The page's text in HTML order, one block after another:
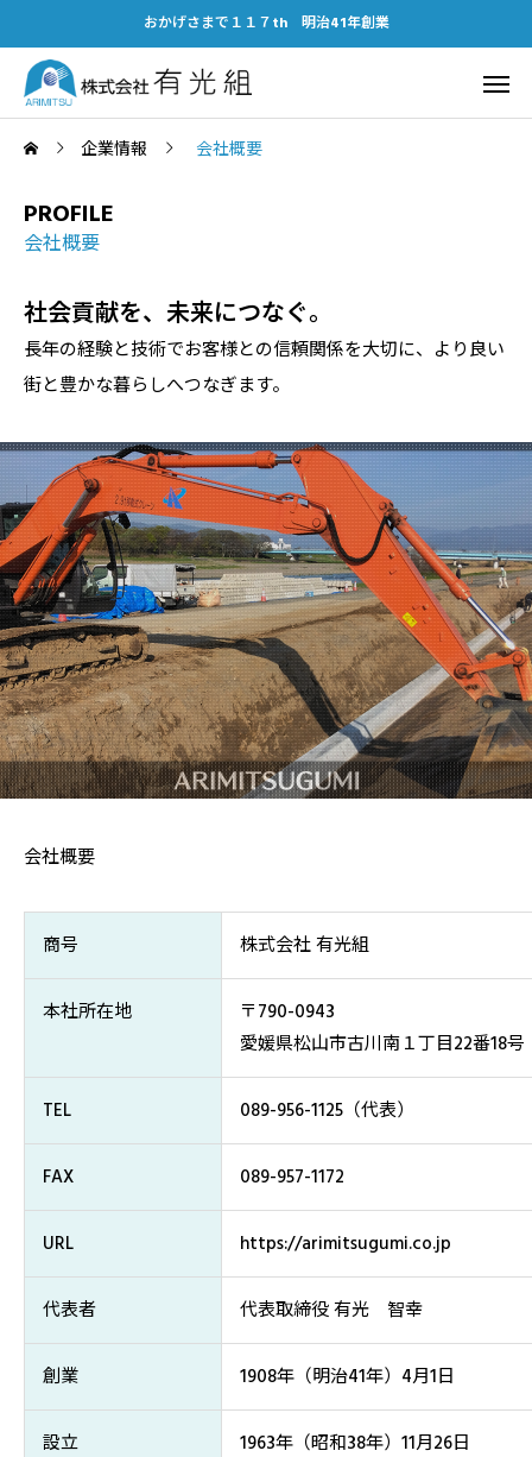
おかげさまで１１７th 明治41年創業
企業情報 会社概要
PROFILE
会社概要
社会貢献を、未来につなぐ。
長年の経験と技術でお客様との信頼関係を大切に、より良い
街と豊かな暮らしへつなぎます。
会社概要
商号 株式会社 有光組
本社所在地
〒790-0943
愛媛県松山市古川南１丁目22番18号
TEL 089-956-1125（代表）
FAX 089-957-1172
URL https://arimitsugumi.co.jp
代表者 代表取締役 有光 智幸
創業 1908年（明治41年）4月1日
設立 1963年（昭和38年）11月26日